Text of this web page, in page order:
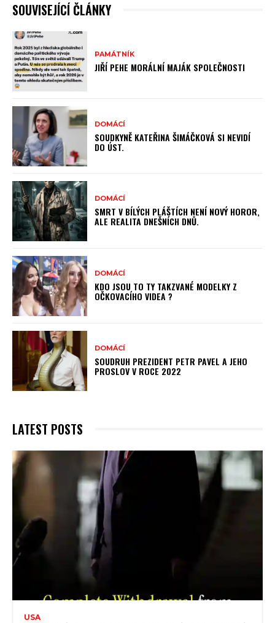
SOUVISEJÍCÍ ČLÁNKY
PAMÁTNÍK
JIŘÍ PEHE MORÁLNÍ MAJÁK SPOLEČNOSTI
DOMÁCÍ
SOUDKYNĚ KATEŘINA ŠIMÁČKOVÁ SI NEVIDÍ
DO ÚST.
DOMÁCÍ
SMRT V BÍLÝCH PLÁŠTÍCH NENÍ NOVÝ HOROR,
ALE REALITA DNEŠNÍCH DNŮ.
DOMÁCÍ
KDO JSOU TO TY TAKZVANÉ MODELKY Z
OČKOVACÍHO VIDEA ?
DOMÁCÍ
SOUDRUH PREZIDENT PETR PAVEL A JEHO
PROSLOV V ROCE 2022
LATEST POSTS
USA